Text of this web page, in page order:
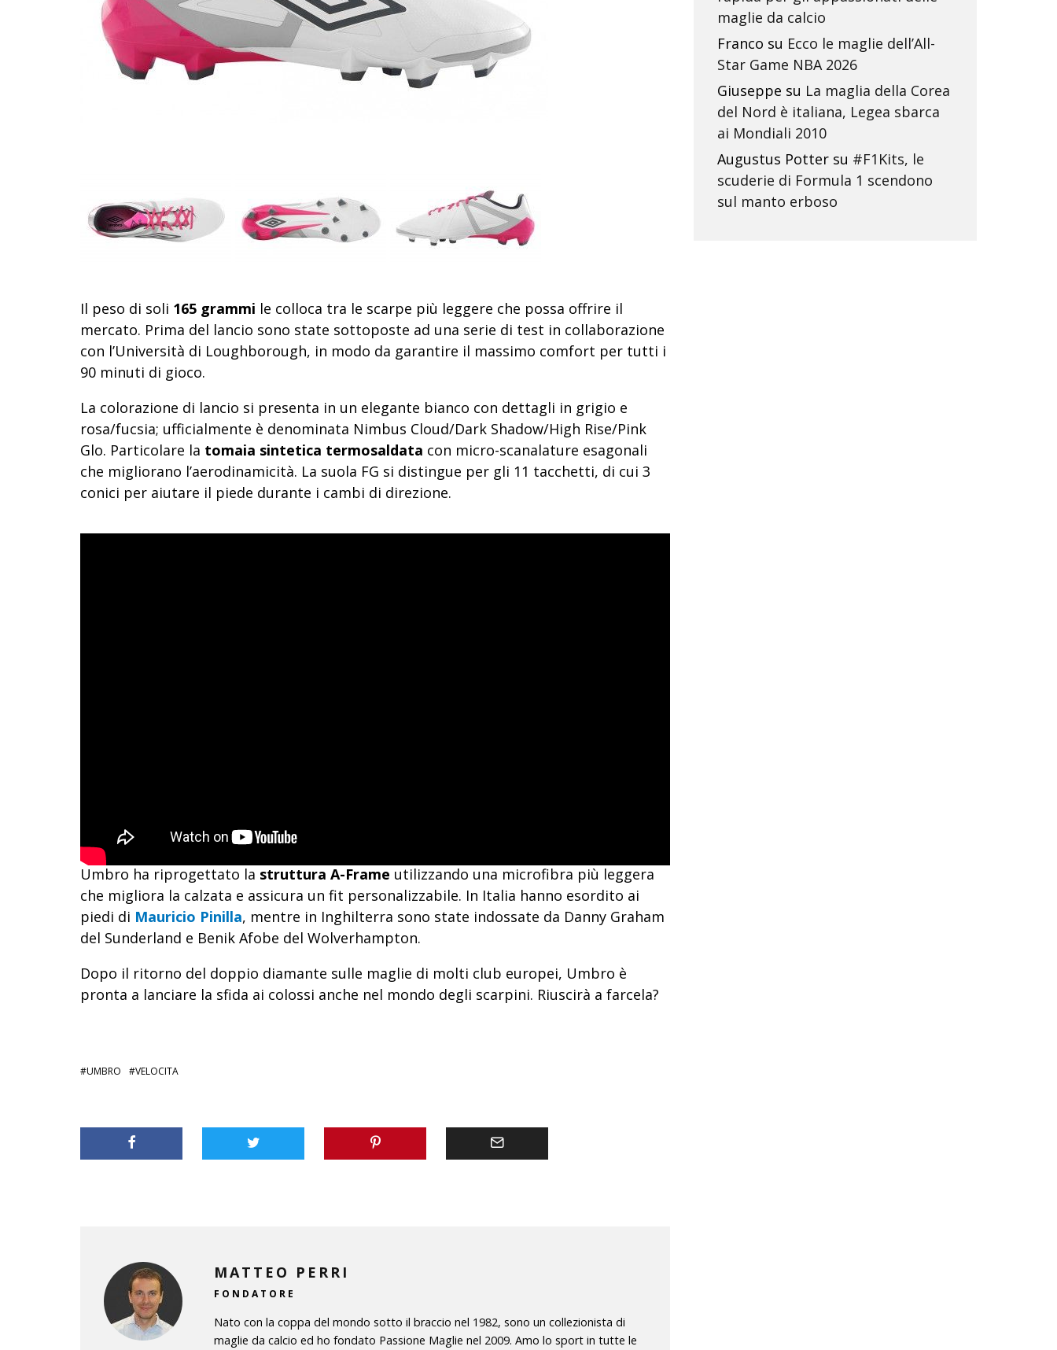
Il peso di soli 165 grammi le colloca tra le scarpe più leggere che possa offrire il
mercato. Prima del lancio sono state sottoposte ad una serie di test in collaborazione
con l’Università di Loughborough, in modo da garantire il massimo comfort per tutti i
90 minuti di gioco.
La colorazione di lancio si presenta in un elegante bianco con dettagli in grigio e
rosa/fucsia; ufficialmente è denominata Nimbus Cloud/Dark Shadow/High Rise/Pink
Glo. Particolare la tomaia sintetica termosaldata con micro-scanalature esagonali
che migliorano l’aerodinamicità. La suola FG si distingue per gli 11 tacchetti, di cui 3
conici per aiutare il piede durante i cambi di direzione.
Umbro ha riprogettato la struttura A-Frame utilizzando una microfibra più leggera
che migliora la calzata e assicura un fit personalizzabile. In Italia hanno esordito ai
piedi di Mauricio Pinilla, mentre in Inghilterra sono state indossate da Danny Graham
del Sunderland e Benik Afobe del Wolverhampton.
Dopo il ritorno del doppio diamante sulle maglie di molti club europei, Umbro è
pronta a lanciare la sfida ai colossi anche nel mondo degli scarpini. Riuscirà a farcela?
UMBRO VELOCITA
MATTEO PERRI
FONDATORE
Nato con la coppa del mondo sotto il braccio nel 1982, sono un collezionista di
maglie da calcio ed ho fondato Passione Maglie nel 2009. Amo lo sport in tutte le
maglie da calcio
Franco su Ecco le maglie dell’All-
Star Game NBA 2026
Giuseppe su La maglia della Corea
del Nord è italiana, Legea sbarca
ai Mondiali 2010
Augustus Potter su #F1Kits, le
scuderie di Formula 1 scendono
sul manto erboso